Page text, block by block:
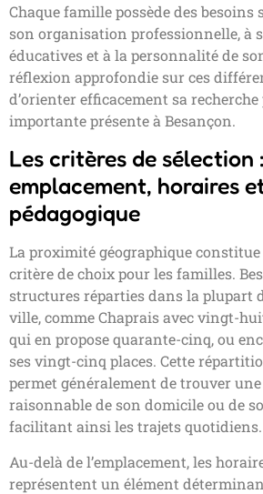
Chaque famille possède des besoins
son organisation professionnelle, à
éducatives et à la personnalité de
réflexion approfondie sur ces
d’orienter efficacement sa
importante présente à Besançon.
Les critères de sélection :
emplacement, horaires
pédagogique
La proximité géographique
critère de choix pour les familles.
structures réparties dans la plupart
ville, comme Chaprais avec vingt-
qui en propose quarante-cinq, ou
ses vingt-cinq places. Cette
permet généralement de trouver
raisonnable de son domicile ou de
facilitant ainsi les trajets quotidiens.
Au-delà de l’emplacement, les
représentent un élément